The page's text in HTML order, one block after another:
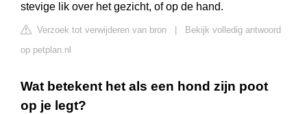
stevige lik over het gezicht, of op de hand.
Verzoek tot verwijderen van bron
Bekijk volledig antwoord
op petplan.nl
Wat betekent het als een hond zijn poot
op je legt?